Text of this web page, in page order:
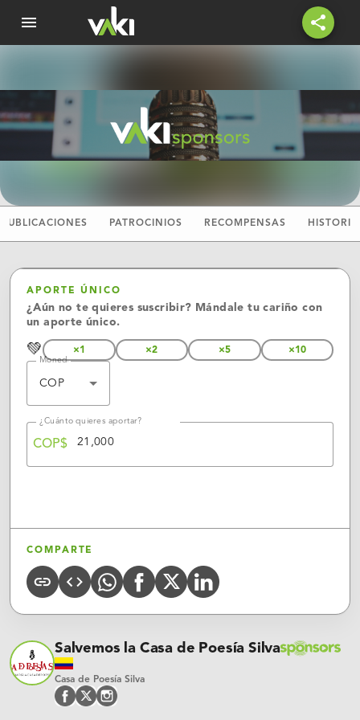
menu share
PUBLICACIONES PATROCINIOS RECOMPENSAS HISTORIA
APORTE ÚNICO
¿Aún no te quieres suscribir? Mándale tu cariño con
un aporte único.
💚 ×1 ×2 ×5 ×10
Moneda
COP
¿Cuánto quieres aportar?
COP$
COMPARTE
COPY
URL
CODE
Whatsapp
FACEBOOK
X
(Twitter)
Linkedin
Salvemos la Casa de Poesía Silva
Casa de Poesía Silva
facebook
twitterinstagram